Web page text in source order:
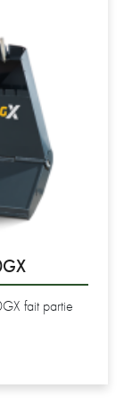
fait partie